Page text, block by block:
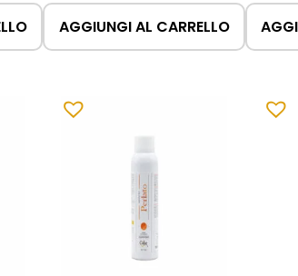
AGGIUNGI AL CARRELLO